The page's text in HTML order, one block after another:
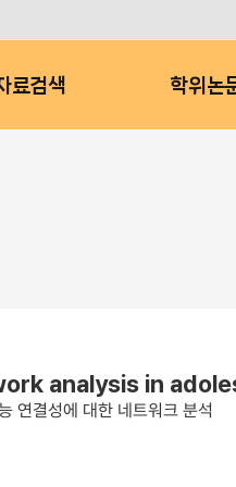
료검색 학위논
analysis in
연결성에 대한 네트워크 분석